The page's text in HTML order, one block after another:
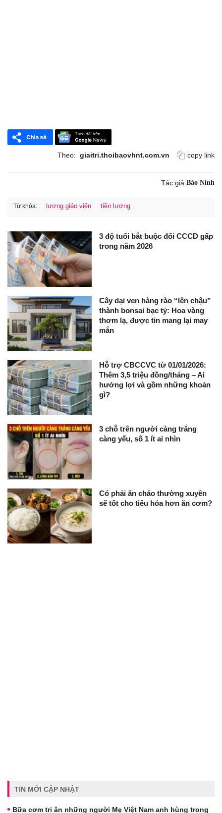
Theo: giaitri.thoibaovhnt.com.vn copy link
Tác giả:Bảo Ninh
Từ khóa: lương giáo viên tiền lương
3 độ tuổi bắt buộc đổi CCCD gấp
trong năm 2026
Cây dại ven hàng rào “lên chậu”
thành bonsai bạc tỷ: Hoa vàng
thơm lạ, được tin mang lại may
mắn
Hỗ trợ CBCCVC từ 01/01/2026:
Thêm 3,5 triệu đồng/tháng – Ai
hưởng lợi và gồm những khoản
gì?
3 chỗ trên người càng trắng
càng yếu, số 1 ít ai nhìn
Có phải ăn cháo thường xuyên
sẽ tốt cho tiêu hóa hơn ăn cơm?
TIN MỚI CẬP NHẬT
Bữa cơm tri ân những người Mẹ Việt Nam anh hùng trong